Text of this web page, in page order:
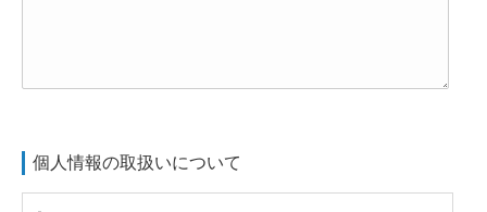
個人情報の取扱いについて